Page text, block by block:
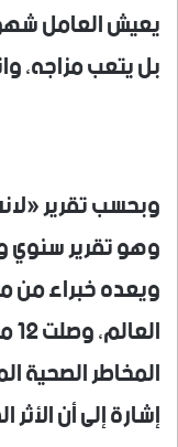
يعيش العامل
بل يتعب مزاجه،
وهو تقرير سنوي
ويعده خبراء
المخاطر الصحية
إشارة إلى أن